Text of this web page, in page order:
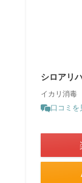
シロアリ
イカリ消毒
口コミを